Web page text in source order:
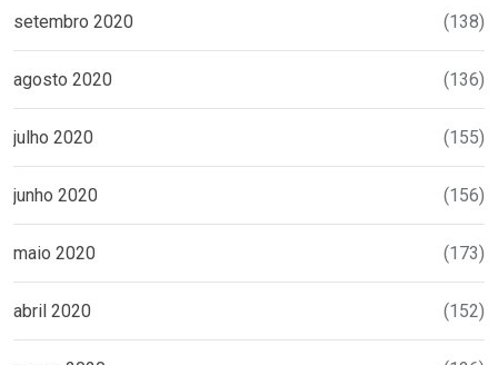
setembro 2020 (138)
agosto 2020 (136)
julho 2020 (155)
junho 2020 (156)
maio 2020 (173)
abril 2020 (152)